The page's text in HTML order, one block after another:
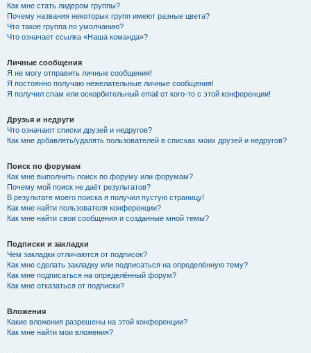
Как мне стать лидером группы?
Почему названия некоторых групп имеют разные цвета?
Что такое группа по умолчанию?
Что означает ссылка «Наша команда»?
Личные сообщения
Я не могу отправить личные сообщения!
Я постоянно получаю нежелательные личные сообщения!
Я получил спам или оскорбительный email от кого-то с этой конференции!
Друзья и недруги
Что означают списки друзей и недругов?
Как мне добавлять/удалять пользователей в списках моих друзей и недругов?
Поиск по форумам
Как мне выполнить поиск по форуму или форумам?
Почему мой поиск не даёт результатов?
В результате моего поиска я получил пустую страницу!
Как мне найти пользователя конференции?
Как мне найти свои сообщения и созданные мной темы?
Подписки и закладки
Чем закладки отличаются от подписок?
Как мне сделать закладку или подписаться на определённую тему?
Как мне подписаться на определённый форум?
Как мне отказаться от подписки?
Вложения
Какие вложения разрешены на этой конференции?
Как мне найти мои вложения?